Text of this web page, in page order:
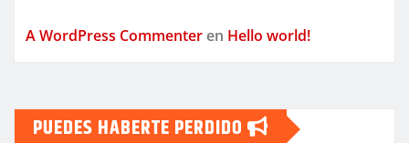
A WordPress Commenter en Hello world!
PUEDES HABERTE PERDIDO